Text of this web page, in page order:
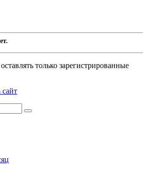
только зарегистрированные
сайт